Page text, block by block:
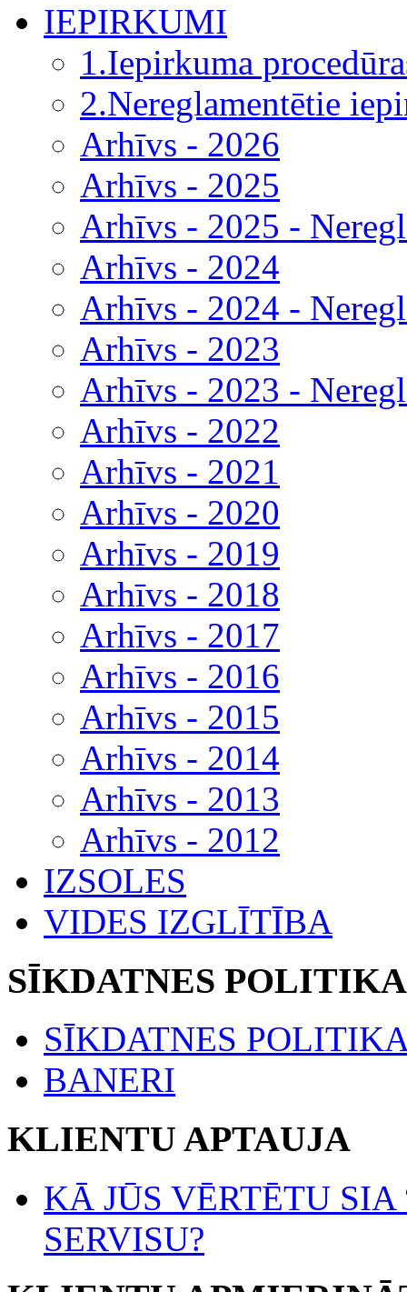
IEPIRKUMI
1.Iepirkuma
2.Nereglamentētie
Arhīvs - 2026
Arhīvs - 2025
Arhīvs - 2025 -
Arhīvs - 2024
Arhīvs - 2024 -
Arhīvs - 2023
Arhīvs - 2023 -
Arhīvs - 2022
Arhīvs - 2021
Arhīvs - 2020
Arhīvs - 2019
Arhīvs - 2018
Arhīvs - 2017
Arhīvs - 2016
Arhīvs - 2015
Arhīvs - 2014
Arhīvs - 2013
Arhīvs - 2012
IZSOLES
VIDES IZGLĪTĪBA
SĪKDATNES
SĪKDATNES
BANERI
KLIENTU APTAUJA
KĀ JŪS VĒRTĒTU
SERVISU?